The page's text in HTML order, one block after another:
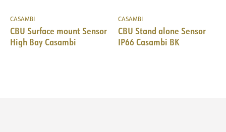
CASAMBI
CBU Surface mount Sensor
High Bay Casambi
CASAMBI
CBU Stand alone Sensor
IP66 Casambi BK